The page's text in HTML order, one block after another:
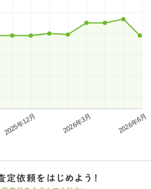
2025年12月 2026年3月 2026年6月